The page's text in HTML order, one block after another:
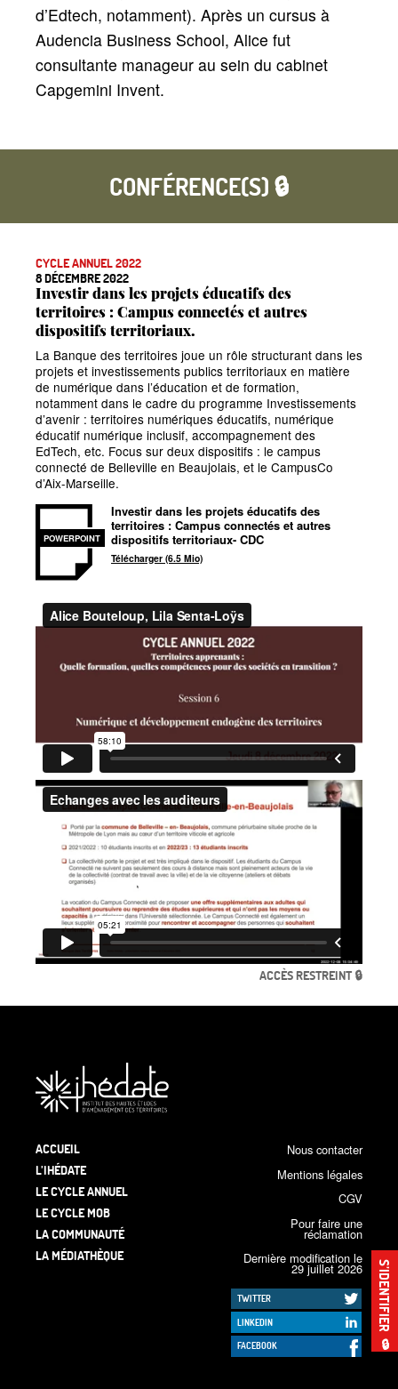
S’IDENTIFIER
🔒
d’Edtech, notamment). Après un cursus à
Audencia Business School, Alice fut
consultante manageur au sein du cabinet
Capgemini Invent.
CONFÉRENCE(S) 🔒
CYCLE ANNUEL 2022
8 DÉCEMBRE 2022
Investir dans les projets éducatifs des
territoires : Campus connectés et autres
dispositifs territoriaux.
La Banque des territoires joue un rôle structurant dans les
projets et investissements publics territoriaux en matière
de numérique dans l’éducation et de formation,
notamment dans le cadre du programme Investissements
d’avenir : territoires numériques éducatifs, numérique
éducatif numérique inclusif, accompagnement des
EdTech, etc. Focus sur deux dispositifs : le campus
connecté de Belleville en Beaujolais, et le CampusCo
d’Aix-Marseille.
POWERPOINT
Investir dans les projets éducatifs des
territoires : Campus connectés et autres
dispositifs territoriaux- CDC
Télécharger (6.5 Mio)
ACCÈS RESTREINT 🔒
ACCUEIL
L’IHÉDATE
LE CYCLE ANNUEL
LE CYCLE MOB
LA COMMUNAUTÉ
LA MÉDIATHÈQUE
Nous contacter
Mentions légales
CGV
Pour faire une
réclamation
Dernière modification le
29 juillet 2026
TWITTER
LINKEDIN
FACEBOOK